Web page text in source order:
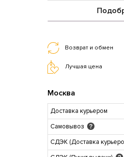
Возврат и обмен
Лучшая цена
Москва
Доставка курьером
Самовывоз
?
СДЭК (Доставка